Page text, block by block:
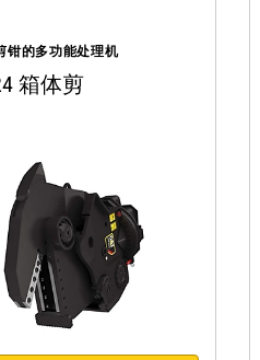
钳的多功能处理机
箱体剪